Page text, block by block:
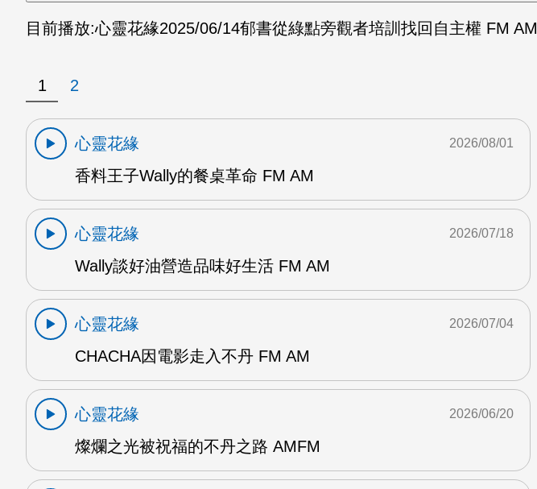
目前播放:心靈花緣2025/06/14郁書從綠點旁觀者培訓找回自主權 FM AM
1 2
心靈花緣
香料王子Wally的餐桌革命 FM AM
2026/08/01
心靈花緣
Wally談好油營造品味好生活 FM AM
2026/07/18
心靈花緣
CHACHA因電影走入不丹 FM AM
2026/07/04
心靈花緣
燦爛之光被祝福的不丹之路 AMFM
2026/06/20